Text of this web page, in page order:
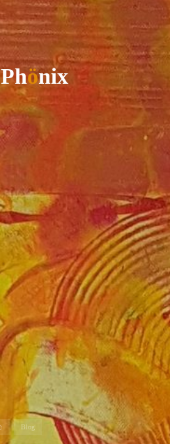
Phönix
Start Blog